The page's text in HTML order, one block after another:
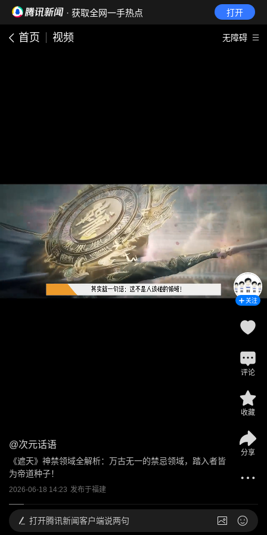
· 获取全网一手热点 打开
首页 视频 无障碍
@次元话语
《遮天》神禁领域全解析：万古无一的禁忌领域，踏入者皆
为帝道种子！
2026-06-18 14:23 发布于福建
关注
评论
收藏
分享
打开腾讯新闻客户端说两句